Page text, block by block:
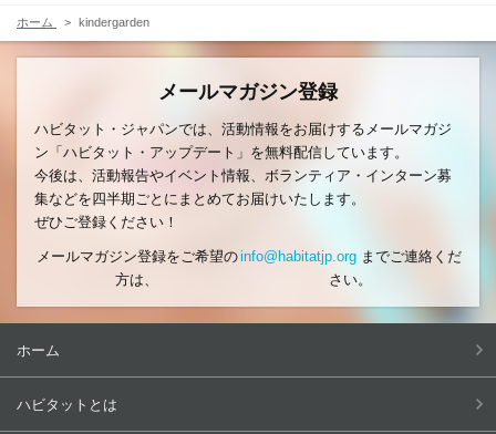
ホーム kindergarden
メールマガジン登録
ハビタット・ジャパンでは、活動情報をお届けするメールマガジ
ン「ハビタット・アップデート」を無料配信しています。
今後は、活動報告やイベント情報、ボランティア・インターン募
集などを四半期ごとにまとめてお届けいたします。
ぜひご登録ください！
メールマガジン登録をご希望の
方は、
info@habitatjp.orgまでご連絡くだ
さい。
ホーム
ハビタットとは